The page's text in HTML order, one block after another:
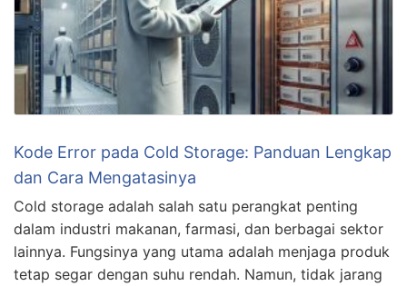
Kode Error pada Cold Storage: Panduan Lengkap
dan Cara Mengatasinya
Cold storage adalah salah satu perangkat penting
dalam industri makanan, farmasi, dan berbagai sektor
lainnya. Fungsinya yang utama adalah menjaga produk
tetap segar dengan suhu rendah. Namun, tidak jarang